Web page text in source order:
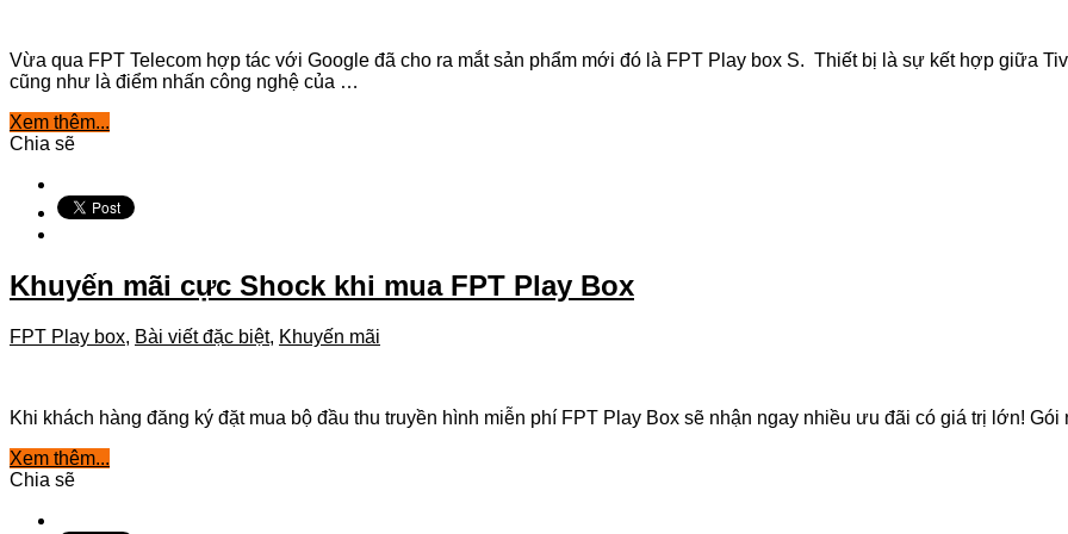
Vừa qua FPT Telecom hợp tác với Google đã cho ra mắt sản phẩm mới đó là FPT Play box S. Thiết bị là sự kết hợp giữa
cũng như là điểm nhấn công nghệ của …
Xem thêm...
Chia sẽ
Khuyến mãi cực Shock khi mua FPT Play Box
FPT Play box, Bài viết đặc biệt, Khuyến mãi
Khi khách hàng đăng ký đặt mua bộ đầu thu truyền hình miễn phí FPT Play Box sẽ nhận ngay nhiều ưu đãi có giá trị lớn!
Xem thêm...
Chia sẽ